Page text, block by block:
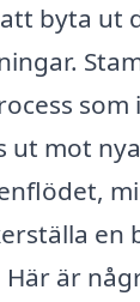
byta ut
som
ut mot
en
är